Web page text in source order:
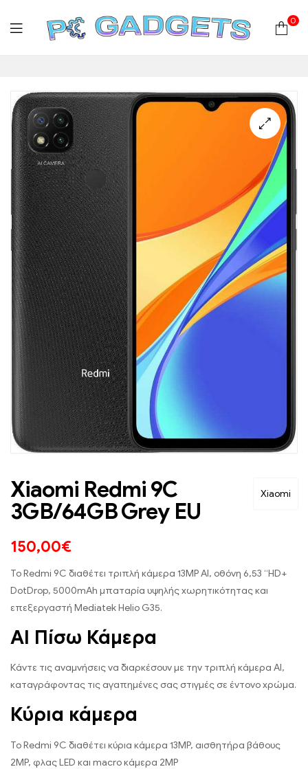
Gadgets
Plus
|
Hardware
|
Αναλώσιμα
0
Xiaomi
Xiaomi Redmi 9C
3GB/64GB Grey EU
150,00€
Το Redmi 9C διαθέτει τριπλή κάμερα 13MP AI, οθόνη 6,53 “HD+
DotDrop, 5000mAh μπαταρία υψηλής χωρητικότητας και
επεξεργαστή Mediatek Helio G35.
AI Πίσω Κάμερα
Κάντε τις αναμνήσεις να διαρκέσουν με την τριπλή κάμερα AI,
καταγράφοντας τις αγαπημένες σας στιγμές σε έντονο χρώμα.
Κύρια κάμερα
Το Redmi 9C διαθέτει κύρια κάμερα 13MP, αισθητήρα βάθους
2MP, φλας LED και macro κάμερα 2MP